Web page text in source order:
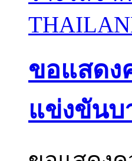
ขอแสดง
แข่งขันบ